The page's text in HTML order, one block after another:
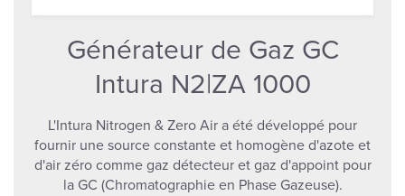
Générateur de Gaz GC
Intura N2|ZA 1000
L'Intura Nitrogen & Zero Air a été développé pour
fournir une source constante et homogène d'azote et
d'air zéro comme gaz détecteur et gaz d'appoint pour
la GC (Chromatographie en Phase Gazeuse).